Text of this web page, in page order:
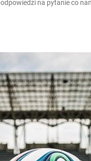
na pytanie co